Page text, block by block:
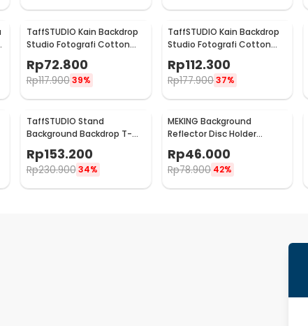
TaffSTUDIO Kain Backdrop
Studio Fotografi Cotton
Textile Muslin Cloth
190x280cm - B29
Rp72.800
Rp117.900 39%
TaffSTUDIO Kain Backdrop
Studio Fotografi Cotton
Textile Muslin Cloth
300x300cm - B29
Rp112.300
Rp177.90037%
TaffSTUDIO Stand
Background Backdrop T-
Shape 4 Clamp
200x260cm - M139
Rp153.200
Rp230.900 34%
MEKING Background
Reflector Disc Holder
Bracket Clamp Klip
Backdrop - QM3400
Rp46.000
Rp78.900 42%